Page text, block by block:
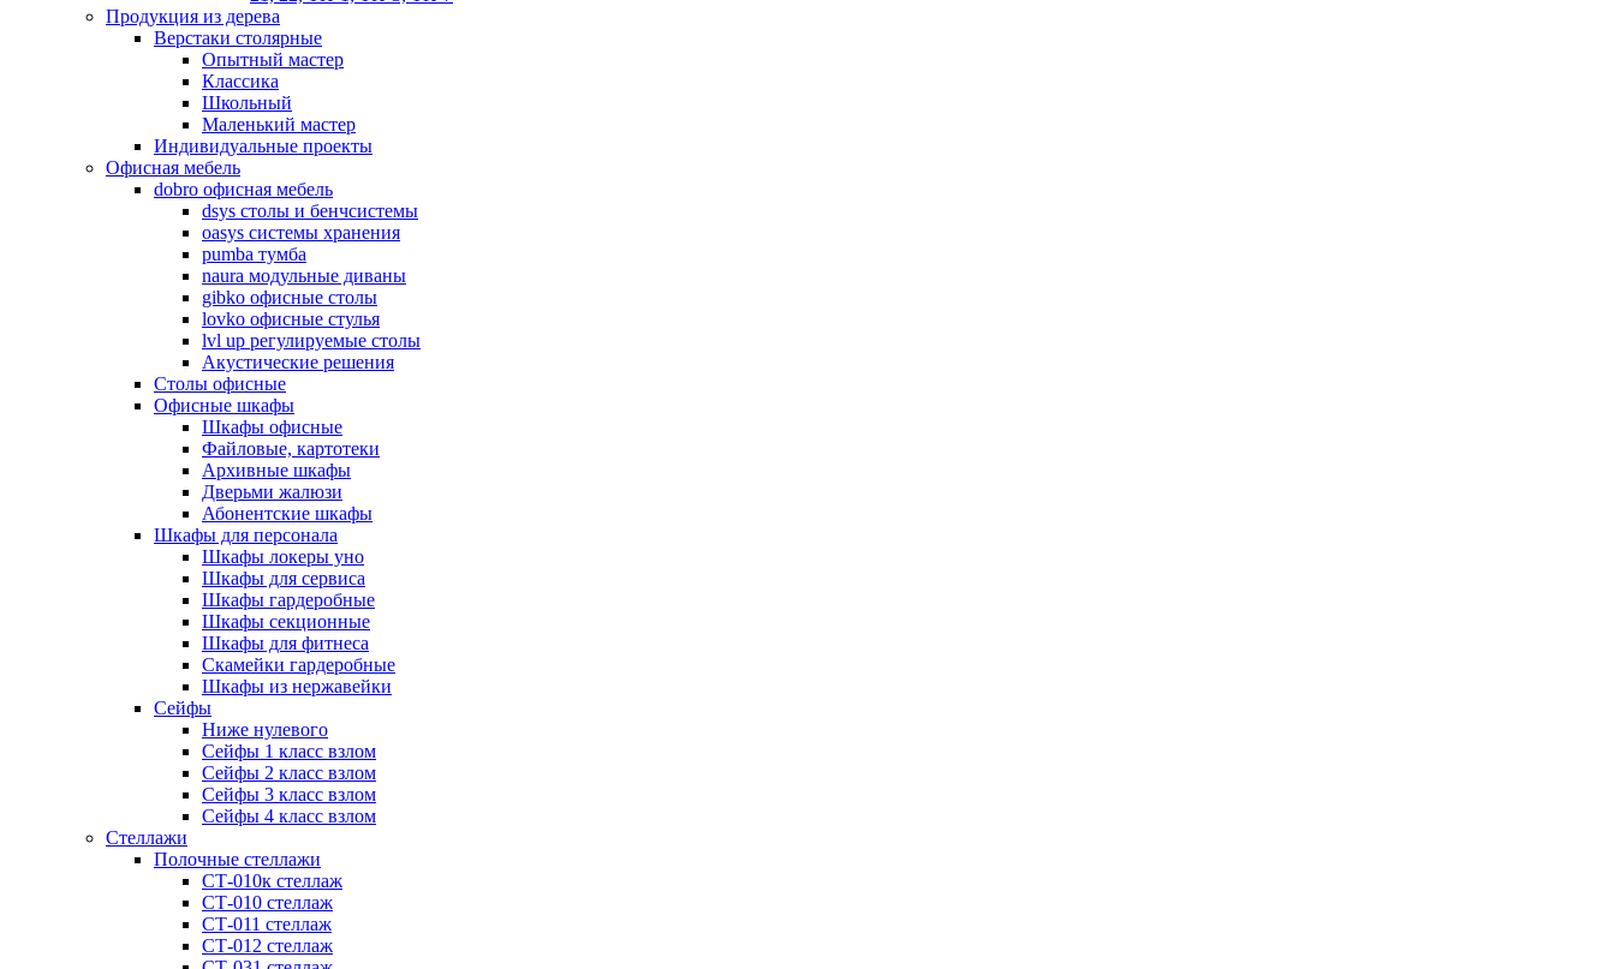
Продукция из дерева
Верстаки столярные
Опытный мастер
Классика
Школьный
Маленький мастер
Индивидуальные проекты
Офисная мебель
dobro офисная мебель
dsys столы и бенчсистемы
oasys системы хранения
pumba тумба
naura модульные диваны
gibko офисные столы
lovko офисные стулья
lvl up регулируемые столы
Акустические решения
Столы офисные
Офисные шкафы
Шкафы офисные
Файловые, картотеки
Архивные шкафы
Дверьми жалюзи
Абонентские шкафы
Шкафы для персонала
Шкафы локеры уно
Шкафы для сервиса
Шкафы гардеробные
Шкафы секционные
Шкафы для фитнеса
Скамейки гардеробные
Шкафы из нержавейки
Сейфы
Ниже нулевого
Сейфы 1 класс взлом
Сейфы 2 класс взлом
Сейфы 3 класс взлом
Сейфы 4 класс взлом
Стеллажи
Полочные стеллажи
СТ-010к стеллаж
СТ-010 стеллаж
СТ-011 стеллаж
СТ-012 стеллаж